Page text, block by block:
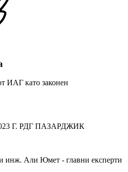
ИАГ като законен
Г. РДГ ПАЗАРДЖИК
инж. Али Юмет - главни експерти